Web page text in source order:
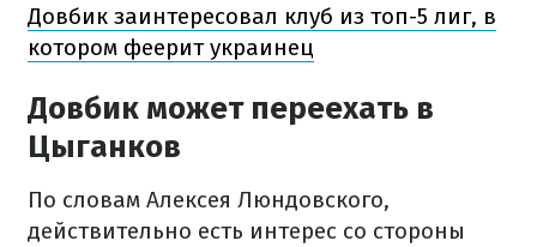
Довбик заинтересовал клуб из топ-5 лиг, в
котором феерит украинец
Довбик может переехать в
Цыганков
По словам Алексея Люндовского,
действительно есть интерес со стороны